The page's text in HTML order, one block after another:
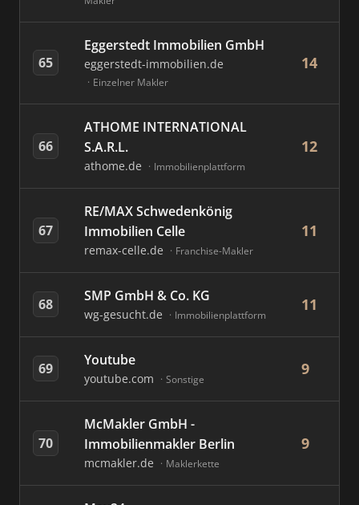
65
Eggerstedt Immobilien GmbH
eggerstedt-immobilien.de
Einzelner Makler
14
66
ATHOME INTERNATIONAL
S.A.R.L.
athome.de Immobilienplattform
12
67
RE/MAX Schwedenkönig
Immobilien Celle
remax-celle.de Franchise-Makler
11
68 SMP GmbH & Co. KG
wg-gesucht.de Immobilienplattform
11
69 Youtube
youtube.com Sonstige
9
70
McMakler GmbH -
Immobilienmakler Berlin
mcmakler.de Maklerkette
9